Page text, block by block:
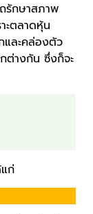
รักษาสภาพ
ะตลาดหุ้น
และคล่องตัว
ต่างกัน ซึ่งก็จะ
ก่